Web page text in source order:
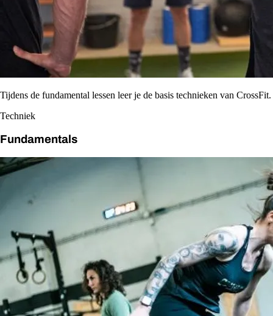
Tijdens de fundamental lessen leer je de basis technieken van CrossFit.
Techniek
Fundamentals